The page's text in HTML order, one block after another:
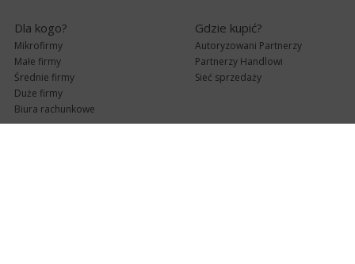
Dla kogo?
Mikrofirmy
Małe firmy
Średnie firmy
Duże firmy
Biura rachunkowe
Gdzie kupić?
Autoryzowani Partnerzy
Partnerzy Handlowi
Sieć sprzedaży